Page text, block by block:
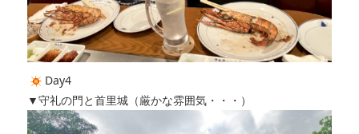
Day4
▼守礼の門と首里城（厳かな雰囲気・・・）